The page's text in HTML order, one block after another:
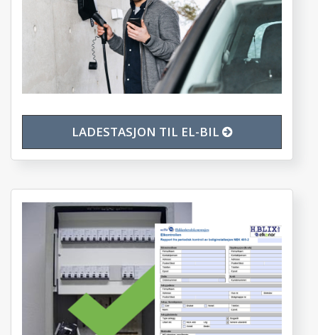
LADESTASJON TIL EL-BIL